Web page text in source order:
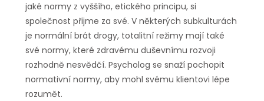
jaké normy z vyššího, etického principu, si
společnost přijme za své. V některých subkulturách
je normální brát drogy, totalitní režimy mají také
své normy, které zdravému duševnímu rozvoji
rozhodně nesvědčí. Psycholog se snaží pochopit
normativní normy, aby mohl svému klientovi lépe
rozumět.